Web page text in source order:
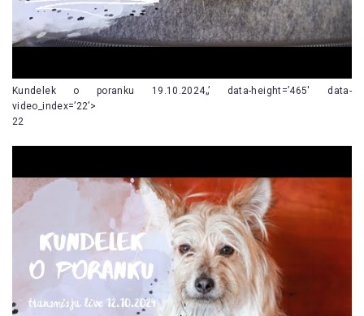
Kundelek o poranku 19.10.2024„’ data-height=’465′ data-
video_index=’22’>
22